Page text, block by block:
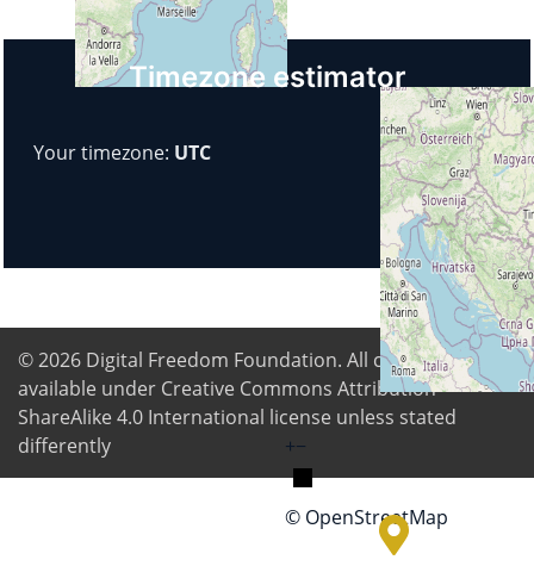
+−
© OpenStreetMap
Timezone estimator
Your timezone: UTC
© 2026 Digital Freedom Foundation. All content is
available under Creative Commons Attribution-
ShareAlike 4.0 International license unless stated
differently